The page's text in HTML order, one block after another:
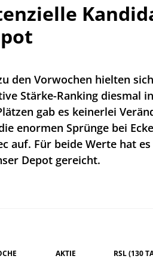
den Vorwochen hielten
Stärke-Ranking diesmal
gab es keinerlei
enormen Sprünge bei
auf. Für beide Werte hat
Depot gereicht.
AKTIE RSL (130